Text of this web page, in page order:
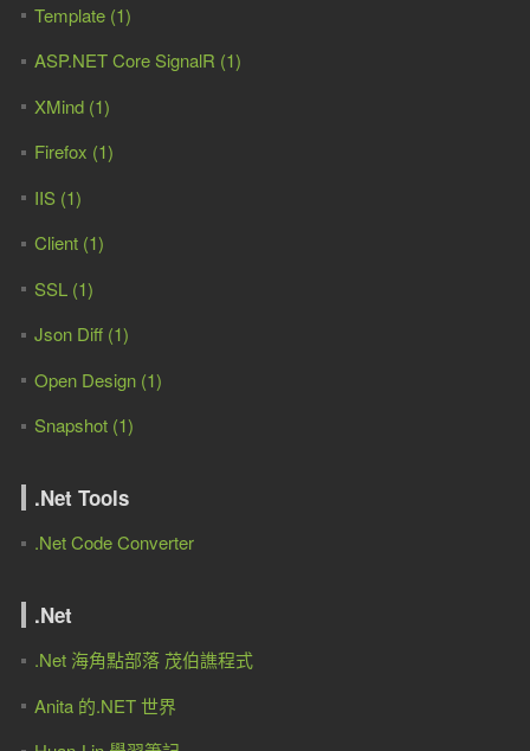
Template (1)
ASP.NET Core SignalR (1)
XMind (1)
Firefox (1)
IIS (1)
Client (1)
SSL (1)
Json Diff (1)
Open Design (1)
Snapshot (1)
.Net Tools
.Net Code Converter
.Net
.Net 海角點部落 茂伯譙程式
Anita 的.NET 世界